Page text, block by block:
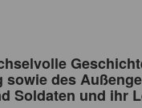
des
Soldaten und ihr